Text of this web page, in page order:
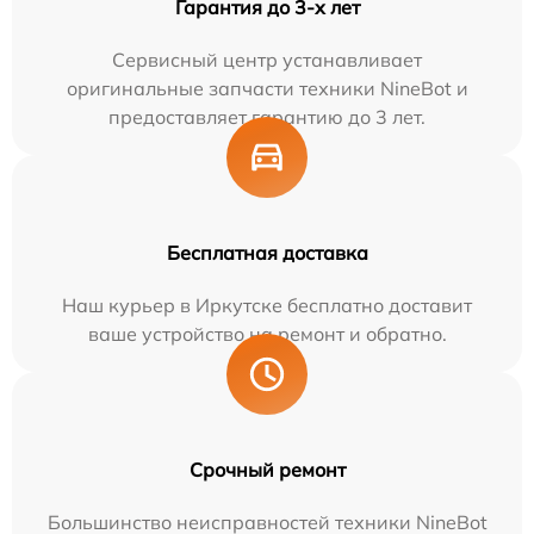
Гарантия до 3-х лет
Сервисный центр устанавливает
оригинальные запчасти техники NineBot и
предоставляет гарантию до 3 лет.
Бесплатная доставка
Наш курьер в Иркутске бесплатно доставит
ваше устройство на ремонт и обратно.
Срочный ремонт
Большинство неисправностей техники NineBot